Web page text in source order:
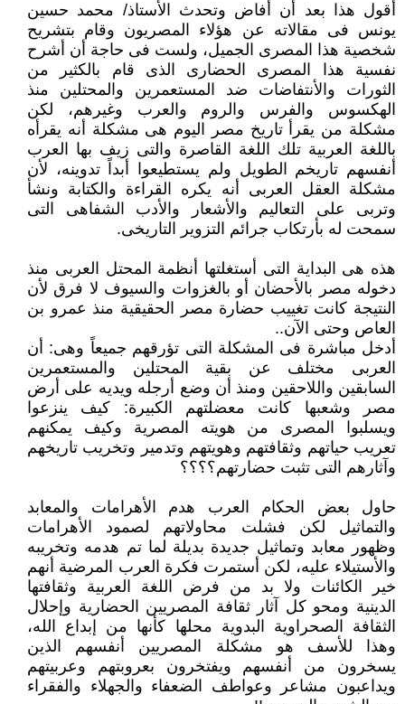
أقول هذا بعد أن أفاض وتحدث الأستاذ/ محمد حسين
يونس فى مقالاته عن هؤلاء المصريون وقام بتشريح
شخصية هذا المصرى الجميل، ‏ولست فى حاجة أن أشرح
نفسية هذا المصرى الحضارى الذى قام بالكثير من
الثورات والأنتفاضات ضد المستعمرين والمحتلين منذ
‏الهكسوس والفرس والروم والعرب وغيرهم، لكن
مشكلة من يقرأ تاريخ مصر اليوم هى مشكلة أنه يقرأه
باللغة العربية تلك اللغة القاصرة ‏والتى زيف بها العرب
أنفسهم تاريخم الطويل ولم يستطيعوا أبداً تدوينه، لأن
مشكلة العقل العربى أنه يكره القراءة والكتابة ونشأ
وتربى ‏على التعاليم والأشعار والأدب الشفاهى التى
سمحت له بأرتكاب جرائم التزوير التاريخى.‏
هذه هى البداية التى أستغلتها أنظمة المحتل العربى منذ
دخوله مصر بالأحضان أو بالغزوات والسيوف لا فرق لأن
النتيجة كانت تغييب ‏حضارة مصر الحقيقية منذ عمرو بن
العاص وحتى الآن..‏
أدخل مباشرة فى المشكلة التى تؤرقهم جميعاً وهى: أن
العربى مختلف عن بقية المحتلين والمستعمرين
السابقين واللاحقين ومنذ أن ‏وضع أرجله ويديه على أرض
مصر وشعبها كانت معضلتهم الكبيرة: كيف ينزعوا
ويسلبوا المصرى من هويته المصرية وكيف يمكنهم
‏تعريب حياتهم وثقافتهم وهويتهم وتدمير وتخريب تاريخهم
وآثارهم التى تثبت حضارتهم؟؟؟؟
حاول بعض الحكام العرب هدم الأهرامات والمعابد
والتماثيل لكن فشلت محاولاتهم لصمود الأهرامات
وظهور معابد وتماثيل جديدة بديلة ‏لما تم هدمه وتخريبه
والأستيلاء عليه، لكن أستمرت فكرة العرب المرضية أنهم
خير الكائنات ولا بد من فرض اللغة العربية وثقافتها
‏الدينية ومحو كل آثار ثقافة المصريين الحضارية وإحلال
الثقافة الصحراوية البدوية محلها كأنها من إبداع الله،
وهذا للأسف هو مشكلة ‏المصريين أنفسهم الذين
يسخرون من أنفسهم ويفتخرون بعروبتهم وعربيتهم
ويداعبون مشاعر وعواطف الضعفاء والجهلاء والفقراء